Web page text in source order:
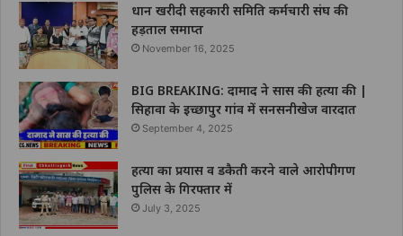
धान खरीदी सहकारी समिति कर्मचारी संघ की
हड़ताल समाप्त
November 16, 2025
BIG BREAKING: दामाद ने सास की हत्या की |
सिहावा के इच्छापुर गांव में सनसनीखेज वारदात
September 4, 2025
हत्या का प्रयास व डकैती करने वाले आरोपीगण
पुलिस के गिरफ्तार में
July 3, 2025